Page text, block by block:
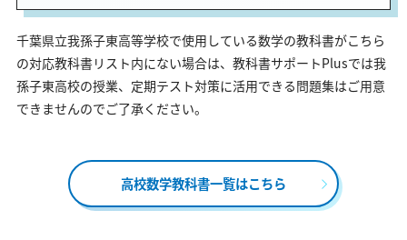
千葉県立我孫子東高等学校で使用している数学の教科書がこちら
の対応教科書リスト内にない場合は、教科書サポートPlusでは我
孫子東高校の授業、定期テスト対策に活用できる問題集はご用意
できませんのでご了承ください。
高校数学教科書一覧はこちら